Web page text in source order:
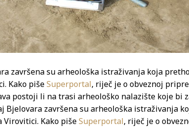
završena su arheološka istraživanja koja
Kako pišeSuperportal, riječ je o obveznoj
postoji li na trasi arheološko nalazište koje
Bjelovara završena su arheološka istraživanja
Virovitici. Kako pišeSuperportal, riječ je o